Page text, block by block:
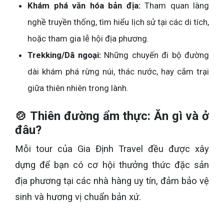
Khám phá văn hóa bản địa:Tham quan làng
nghề truyền thống, tìm hiểu lịch sử tại các di tích,
hoặc tham gia lễ hội địa phương.
Trekking/Dã ngoại:Những chuyến đi bộ đường
dài khám phá rừng núi, thác nước, hay cắm trại
giữa thiên nhiên trong lành.
🍲 Thiên đường ẩm thực: Ăn gì và ở
đâu?
Mỗi tour của Gia Định Travel đều được xây
dựng để bạn có cơ hội thưởng thức đặc sản
địa phương tại các nhà hàng uy tín, đảm bảo vệ
sinh và hương vị chuẩn bản xứ.